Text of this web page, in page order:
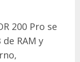
200 Pro se
RAM y